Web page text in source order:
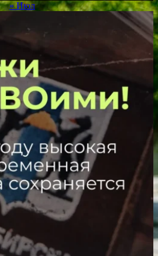
« Июл